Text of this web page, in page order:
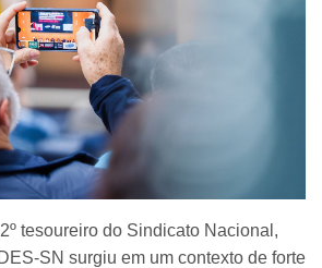
tesoureiro do Sindicato Nacional,
SN surgiu em um contexto de forte